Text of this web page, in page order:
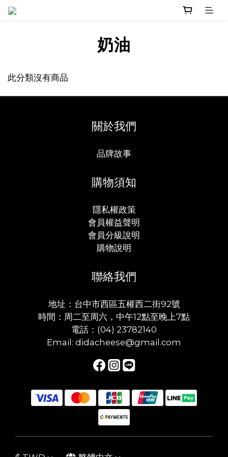
奶油
此分類沒有商品
關於我們
品牌故事
購物須知
隱私權政策
會員權益聲明
會員分級說明
購物說明
聯絡我們
地址：台中市西區五權西二街92號
時間：周二至周六，中午12點至晚上7點
電話：(04) 23782140
Email: didacheese@gmail.com